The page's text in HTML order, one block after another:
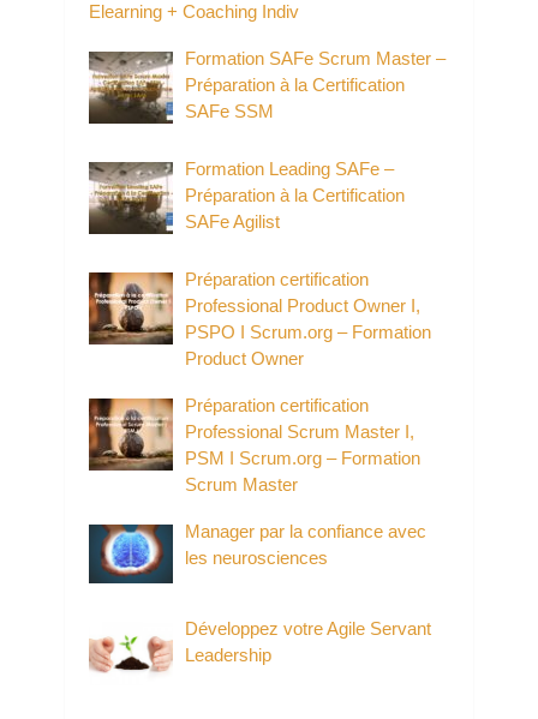
Elearning + Coaching Indiv
Formation SAFe Scrum Master –
Préparation à la Certification
SAFe SSM
Formation Leading SAFe –
Préparation à la Certification
SAFe Agilist
Préparation certification
Professional Product Owner I,
PSPO I Scrum.org – Formation
Product Owner
Préparation certification
Professional Scrum Master I,
PSM I Scrum.org – Formation
Scrum Master
Manager par la confiance avec
les neurosciences
Développez votre Agile Servant
Leadership